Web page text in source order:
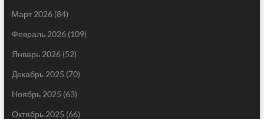
Март 2026(84)
Февраль 2026(109)
Январь 2026(52)
Декабрь 2025 (70)
Ноябрь 2025 (63)
Октябрь 2025 (66)